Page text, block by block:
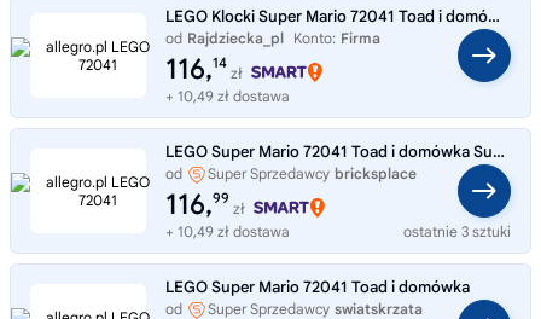
LEGO Klocki Super Mario 72041 Toad i domówka
od Rajdziecka_pl Konto: Firma
116,14
zł
+ 10,49 zł dostawa
LEGO Super Mario 72041 Toad i domówka Super Zestaw Klocków 276 elementów
od Super Sprzedawcy bricksplace
116,99
zł
+ 10,49 zł dostawa
ostatnie 3 sztuki
LEGO Super Mario 72041 Toad i domówka
od Super Sprzedawcy swiatskrzata